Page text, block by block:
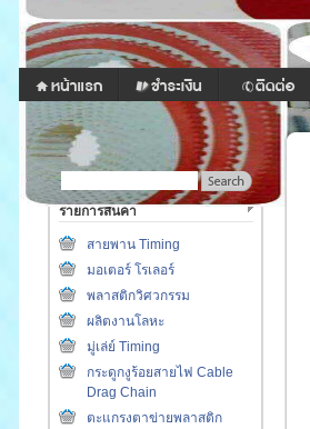
รายการสินค้า
สายพาน Timing
มอเตอร์ โรเลอร์
พลาสติกวิศวกรรม
ผลิตงานโลหะ
มู่เล่ย์ Timing
กระดูกงูร้อยสายไฟ Cable
Drag Chain
ตะแกรงตาข่ายพลาสติก